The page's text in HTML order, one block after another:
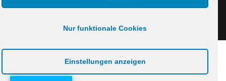
Nur funktionale Cookies
Einstellungen anzeigen
Impressum